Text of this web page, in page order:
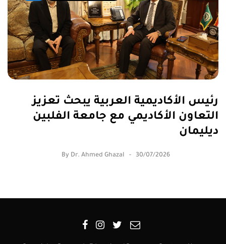
رئيس الأكاديمية العربية يبحث تعزيز
التعاون الأكاديمي مع جامعة الفلبين
ديليمان
By Dr. Ahmed Ghazal 30/07/2026